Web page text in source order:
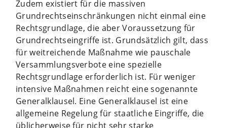
Zudem existiert für die massiven
Grundrechtseinschränkungen nicht einmal eine
Rechtsgrundlage, die aber Voraussetzung für
Grundrechtseingriffe ist. Grundsätzlich gilt, dass
für weitreichende Maßnahme wie pauschale
Versammlungsverbote eine spezielle
Rechtsgrundlage erforderlich ist. Für weniger
intensive Maßnahmen reicht eine sogenannte
Generalklausel. Eine Generalklausel ist eine
allgemeine Regelung für staatliche Eingriffe, die
üblicherweise für nicht sehr starke